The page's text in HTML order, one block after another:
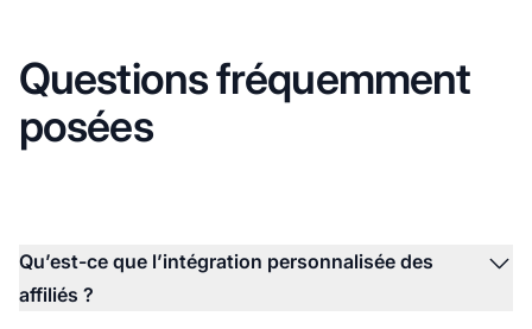
Questions fréquemment
posées
Qu’est-ce que l’intégration personnalisée des
affiliés ?